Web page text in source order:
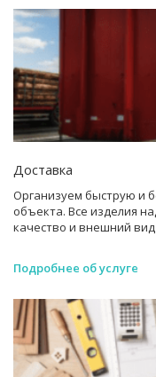
Доставка
Организуем быструю и
объекта. Все изделия
качество и внешний вид
Подробнее об услуге